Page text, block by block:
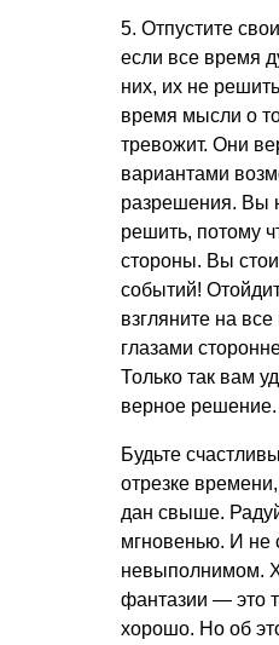
5. Отпустите
если все время
них, их не
время мысли о
тревожит. Они
вариантами
разрешения. Вы
решить, потому
стороны. Вы
событий!
взгляните на
глазами
Только так вам
верное решение.
Будьте
отрезке
дан свыше.
мгновенью. И не
невыполнимом.
фантазии — это
хорошо. Но об